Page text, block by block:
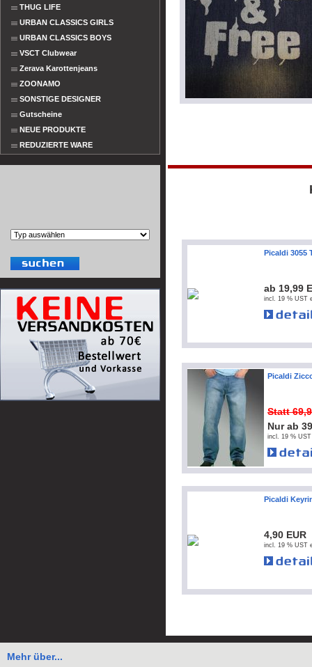
THUG LIFE
URBAN CLASSICS GIRLS
URBAN CLASSICS BOYS
VSCT Clubwear
Zerava Karottenjeans
ZOONAMO
SONSTIGE DESIGNER
Gutscheine
NEUE PRODUKTE
REDUZIERTE WARE
Picaldi 3055
ab 19,99
incl. 19 % UST
Picaldi
Statt
Nur ab
incl. 19 %
Picaldi
4,90 EUR
incl. 19 % UST
Mehr über...